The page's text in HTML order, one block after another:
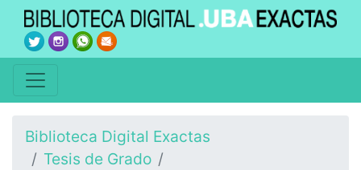
Biblioteca Digital Exactas
Tesis de Grado